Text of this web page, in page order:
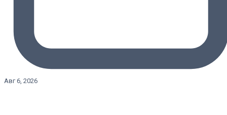
Авг 6, 2026